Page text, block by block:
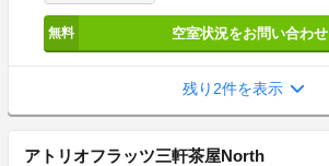
空室状況をお問い合わせ
残り2件を表示
アトリオフラッツ三軒茶屋North